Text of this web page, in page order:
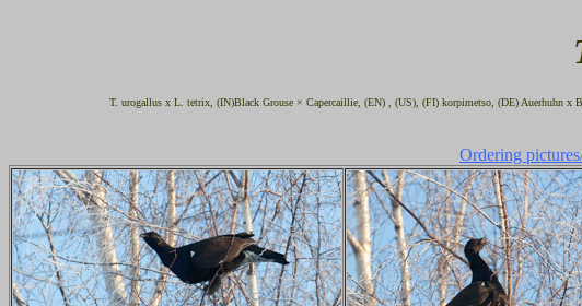
T. urogallus x L. tetrix, (IN)Black Grouse × Capercaillie, (EN) , (US), (FI) korpimetso, (DE) Auerhuhn x
Ordering